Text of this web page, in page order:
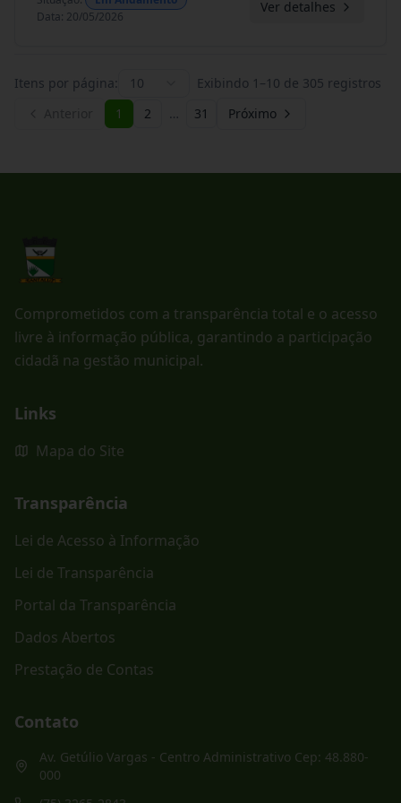
Data: 20/05/2026
Ver detalhes
Itens por página: 10 Exibindo 1 –10 de 305 registros
1 2 … 31 Próximo
Comprometidos com a transparência total e o acesso
livre à informação pública, garantindo a participação
cidadã na gestão municipal.
Links
Mapa do Site
Transparência
Lei de Acesso à Informação
Lei de Transparência
Portal da Transparência
Dados Abertos
Prestação de Contas
Contato
Av. Getúlio Vargas - Centro Administrativo Cep: 48.880-
000